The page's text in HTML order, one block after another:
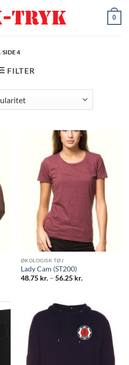
/SIDE 4
FILTER
Lady Cam (ST200)
48.75kr. – 56.25kr.
48.75 kr.